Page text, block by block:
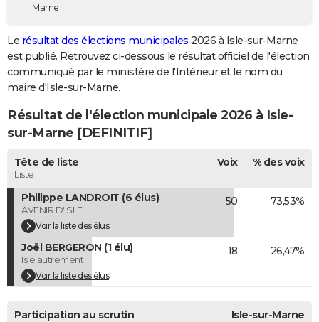
Destinations
City break
Voyage nature
Voyage de noces
Forum
GUIDES D'ACHAT
BONS PLANS
Carte de Noël
Carte Bonne année
Carte Saint-Valentin
Carte Pâques
Carte d'anniversaire
DICTIONNAIRE
Dictionnaire
Biographies
Citations
Expressions
Proverbes
PROGRAMME TV
COPAINS D'AVANT
S'inscrire
Se connecter
Lycées
Collèges
Primaires
Universités
Entreprises
Service militaire
Avis de recherche
AVIS DE DÉCÈS
FORUM
Bricolage
Lifestyle
Culture
Sport
Auto
Television
Voyage
Cinema
Marne
Le résultat des élections municipales 2026 à Isle-sur-Marne
est publié. Retrouvez ci-dessous le résultat officiel de l'élection
communiqué par le ministère de l'Intérieur et le nom du
maire d'Isle-sur-Marne.
Résultat de l'élection municipale 2026 à Isle-
sur-Marne [DEFINITIF]
Tête de liste
Liste
Voix % des voix
Philippe LANDROIT (6 élus)
AVENIR D'ISLE
Voir la liste des élus
50 73,53%
Joël BERGERON (1 élu)
Isle autrement
Voir la liste des élus
18 26,47%
Participation au scrutin Isle-sur-Marne